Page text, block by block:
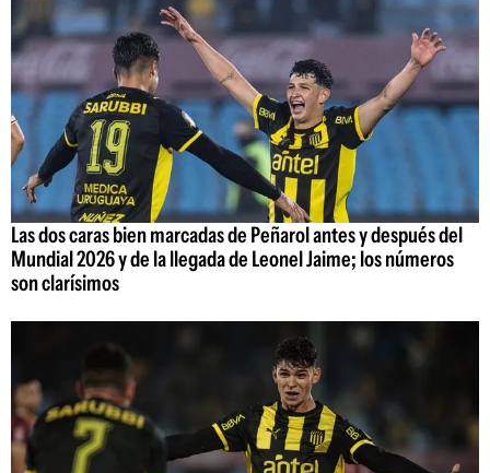
Las dos caras bien marcadas de Peñarol antes y después del
Mundial 2026 y de la llegada de Leonel Jaime; los números
son clarísimos